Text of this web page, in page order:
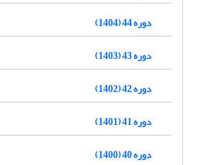
دوره 44 (1404)
دوره 43 (1403)
دوره 42 (1402)
دوره 41 (1401)
دوره 40 (1400)